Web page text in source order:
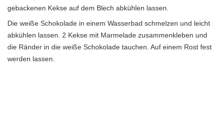
gebackenen Kekse auf dem Blech abkühlen lassen.
Die weiße Schokolade in einem Wasserbad schmelzen und leicht
abkühlen lassen. 2 Kekse mit Marmelade zusammenkleben und
die Ränder in die weiße Schokolade tauchen. Auf einem Rost fest
werden lassen.